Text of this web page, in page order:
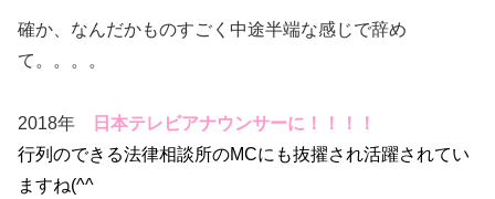
確か、なんだかものすごく中途半端な感じで辞め
て。。。。
2018年
日本テレビアナウンサーに！！！！
行列のできる法律相談所のMCにも抜擢され活躍されてい
ますね(^^